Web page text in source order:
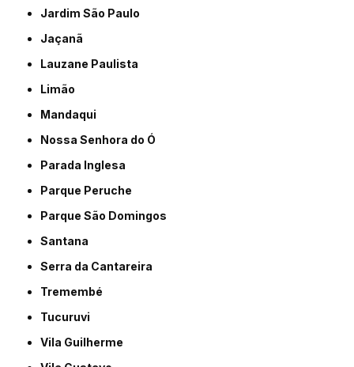
Jardim São Paulo
Jaçanã
Lauzane Paulista
Limão
Mandaqui
Nossa Senhora do Ó
Parada Inglesa
Parque Peruche
Parque São Domingos
Santana
Serra da Cantareira
Tremembé
Tucuruvi
Vila Guilherme